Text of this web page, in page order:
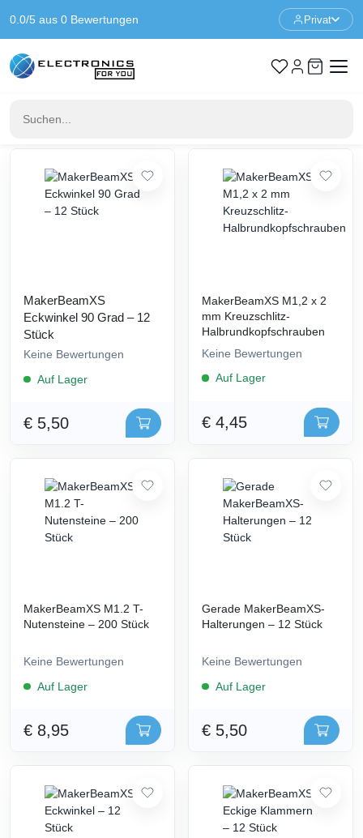
0.0/5 aus 0 Bewertungen Privat
MakerBeam XS
MakerBeamXS
Eckwinkel 90 Grad – 12
Stück
Keine Bewertungen
Auf Lager
€ 5,50
MakerBeamXS M1,2 x 2
mm Kreuzschlitz-
Halbrundkopfschrauben
Keine Bewertungen
Auf Lager
€ 4,45
MakerBeamXS M1.2 T-
Nutensteine – 200 Stück
Keine Bewertungen
Auf Lager
€ 8,95
Gerade MakerBeamXS-
Halterungen – 12 Stück
Keine Bewertungen
Auf Lager
€ 5,50